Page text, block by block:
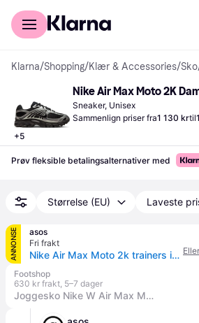
For kunder
Klarna/Shopping/Klær & Accessories/Sko
+5
Nike Air Max Moto 2K
Sneaker, Unisex
Sammenlign priser fra1 130 krtil
Prøv fleksible betalingsalternativer med
Størrelse (EU) Laveste
ANNONSE
asos
Fri frakt
Nike Air Max Moto 2k trainers in black and silver metallic
Footshop
630 kr frakt, 5–7 dager
Joggesko Nike W Air Max Moto 2K Black/ Black-Metallic Silver-Anthracite EUR 43